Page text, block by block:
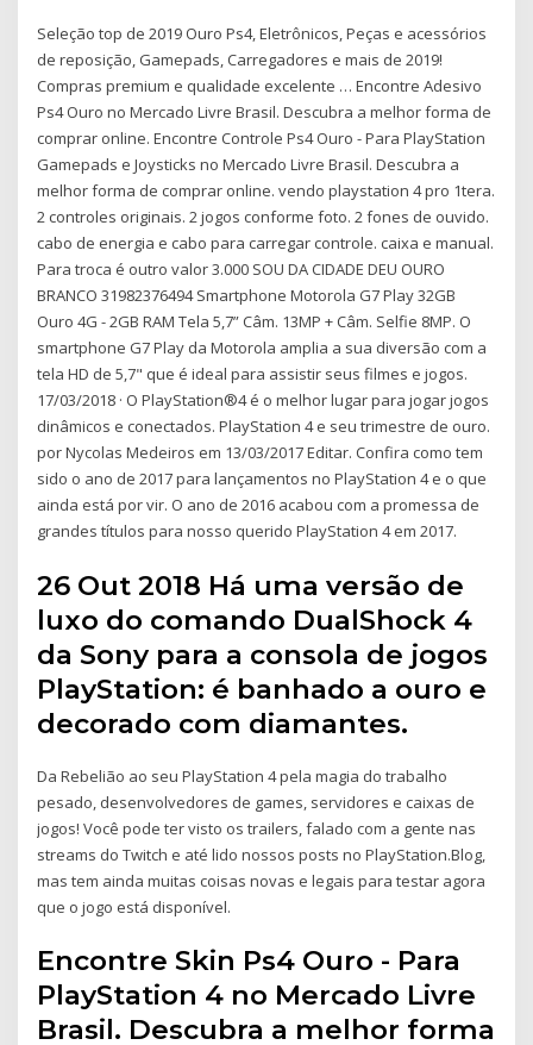
Seleção top de 2019 Ouro Ps4, Eletrônicos, Peças e acessórios
de reposição, Gamepads, Carregadores e mais de 2019!
Compras premium e qualidade excelente … Encontre Adesivo
Ps4 Ouro no Mercado Livre Brasil. Descubra a melhor forma de
comprar online. Encontre Controle Ps4 Ouro - Para PlayStation
Gamepads e Joysticks no Mercado Livre Brasil. Descubra a
melhor forma de comprar online. vendo playstation 4 pro 1tera.
2 controles originais. 2 jogos conforme foto. 2 fones de ouvido.
cabo de energia e cabo para carregar controle. caixa e manual.
Para troca é outro valor 3.000 SOU DA CIDADE DEU OURO
BRANCO 31982376494 Smartphone Motorola G7 Play 32GB
Ouro 4G - 2GB RAM Tela 5,7” Câm. 13MP + Câm. Selfie 8MP. O
smartphone G7 Play da Motorola amplia a sua diversão com a
tela HD de 5,7" que é ideal para assistir seus filmes e jogos.
17/03/2018 · O PlayStation®4 é o melhor lugar para jogar jogos
dinâmicos e conectados. PlayStation 4 e seu trimestre de ouro.
por Nycolas Medeiros em 13/03/2017 Editar. Confira como tem
sido o ano de 2017 para lançamentos no PlayStation 4 e o que
ainda está por vir. O ano de 2016 acabou com a promessa de
grandes títulos para nosso querido PlayStation 4 em 2017.
26 Out 2018 Há uma versão de
luxo do comando DualShock 4
da Sony para a consola de jogos
PlayStation: é banhado a ouro e
decorado com diamantes.
Da Rebelião ao seu PlayStation 4 pela magia do trabalho
pesado, desenvolvedores de games, servidores e caixas de
jogos! Você pode ter visto os trailers, falado com a gente nas
streams do Twitch e até lido nossos posts no PlayStation.Blog,
mas tem ainda muitas coisas novas e legais para testar agora
que o jogo está disponível.
Encontre Skin Ps4 Ouro - Para
PlayStation 4 no Mercado Livre
Brasil. Descubra a melhor forma